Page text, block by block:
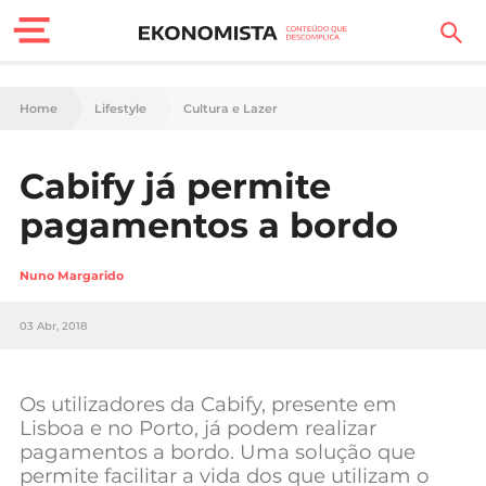
Finanças Pessoais
Carreira
Casa
Tecnologia
Negócios
Home Lifestyle Cultura e Lazer
Cabify já permite
pagamentos a bordo
Nuno Margarido
03 Abr, 2018
Os utilizadores da Cabify, presente em
Lisboa e no Porto, já podem realizar
pagamentos a bordo. Uma solução que
permite facilitar a vida dos que utilizam o